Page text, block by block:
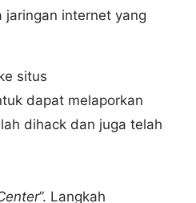
jaringan internet yang
situs
dapat melaporkan
dihack dan juga telah
”. Langkah